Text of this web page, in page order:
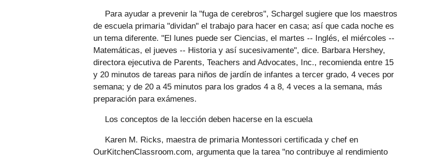
Para ayudar a prevenir la "fuga de cerebros", Schargel sugiere que los maestros
de escuela primaria "dividan" el trabajo para hacer en casa; así que cada noche es
un tema diferente. "El lunes puede ser Ciencias, el martes -- Inglés, el miércoles --
Matemáticas, el jueves -- Historia y así sucesivamente", dice. Barbara Hershey,
directora ejecutiva de Parents, Teachers and Advocates, Inc., recomienda entre 15
y 20 minutos de tareas para niños de jardín de infantes a tercer grado, 4 veces por
semana; y de 20 a 45 minutos para los grados 4 a 8, 4 veces a la semana, más
preparación para exámenes.
Los conceptos de la lección deben hacerse en la escuela
Karen M. Ricks, maestra de primaria Montessori certificada y chef en
OurKitchenClassroom.com, argumenta que la tarea "no contribuye al rendimiento